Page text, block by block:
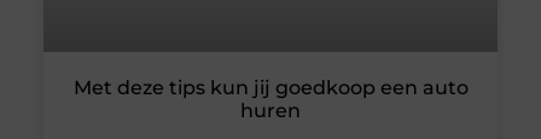
Met deze tips kun jij goedkoop een auto
huren